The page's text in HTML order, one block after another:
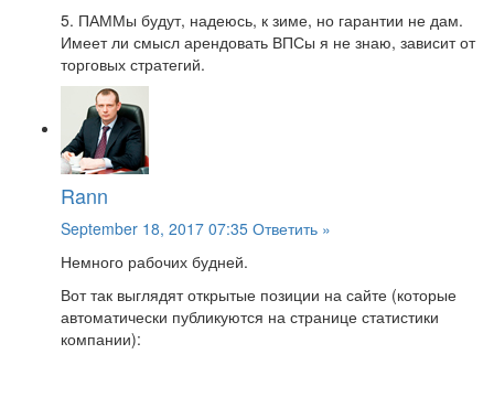
5. ПАММы будут, надеюсь, к зиме, но гарантии не дам.
Имеет ли смысл арендовать ВПСы я не знаю, зависит от
торговых стратегий.
Rann
September 18, 2017 07:35 Ответить »
Немного рабочих будней.
Вот так выглядят открытые позиции на сайте (которые
автоматически публикуются на странице статистики
компании):